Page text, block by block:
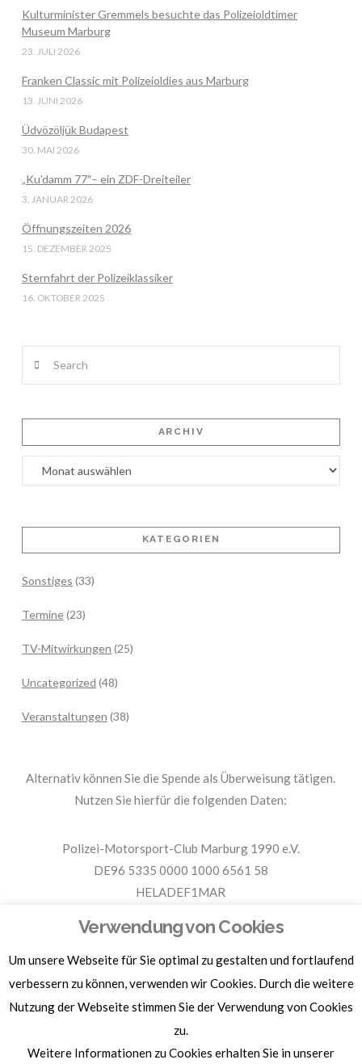
Kulturminister Gremmels besuchte das Polizeioldtimer
Museum Marburg
23. JULI 2026
Franken Classic mit Polizeioldies aus Marburg
13. JUNI 2026
Üdvözöljük Budapest
30. MAI 2026
„Ku’damm 77″– ein ZDF-Dreiteiler
3. JANUAR 2026
Öffnungszeiten 2026
15. DEZEMBER 2025
Sternfahrt der Polizeiklassiker
16. OKTOBER 2025
ARCHIV
Archiv
KATEGORIEN
Sonstiges (33)
Termine(23)
TV-Mitwirkungen (25)
Uncategorized (48)
Veranstaltungen (38)
Alternativ können Sie die Spende als Überweisung tätigen.
Nutzen Sie hierfür die folgenden Daten:
Polizei-Motorsport-Club Marburg 1990 e.V.
DE96 5335 0000 1000 6561 58
HELADEF1MAR
Für Spendenbescheinigungen, Sachspenden und weitere
Informationen, hier klicken.
Homepage byBAM-WERBUNG
Verwendung von Cookies
Um unsere Webseite für Sie optimal zu gestalten und fortlaufend
verbessern zu können, verwenden wir Cookies. Durch die weitere
Nutzung der Webseite stimmen Sie der Verwendung von Cookies
zu.
Weitere Informationen zu Cookies erhalten Sie in unserer